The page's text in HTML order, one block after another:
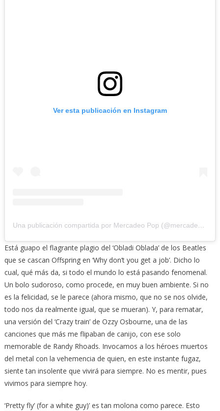
Ver esta publicación en Instagram
Una publicación compartida por Mercadeo Pop (@mercadeo_pop)
Está guapo el flagrante plagio del ‘Obladi Oblada’ de los Beatles
que se cascan Offspring en ‘Why don’t you get a job’. Dicho lo
cual, qué más da, si todo el mundo lo está pasando fenomenal.
Un bolo sudoroso, como procede, en muy buen ambiente. Si no
es la felicidad, se le parece (ahora mismo, que no se nos olvide,
todo nos da realmente igual, que se mueran). Y, para rematar,
una versión del ‘Crazy train’ de Ozzy Osbourne, una de las
canciones que más me flipaban de canijo, con ese solo
memorable de Randy Rhoads. Invocamos a los héroes muertos
del metal con la vehemencia de quien, en este instante fugaz,
siente tan insolente que vivirá para siempre. No es mentir, pues
vivimos para siempre hoy.
‘Pretty fly’ (for a white guy)’ es tan molona como parece. Esto